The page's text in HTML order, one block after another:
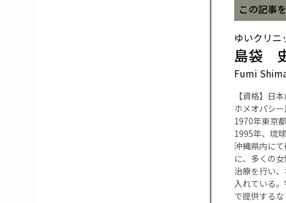
この記事
ゆいクリニ
島袋
Fumi
【資格】日
ホメオパシ
1970年東京
1995年、琉
沖縄県内に
に、多くの
治療を行い
入れている
で提供する